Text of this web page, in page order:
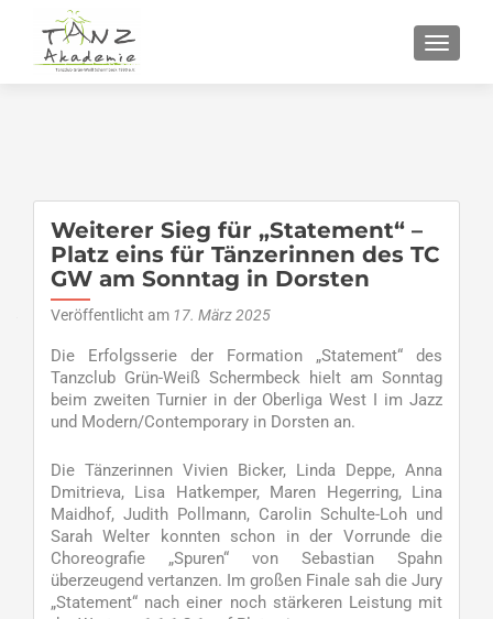
Weiterer Sieg für „Statement“ –
Platz eins für Tänzerinnen des TC
GW am Sonntag in Dorsten
Veröffentlicht am 17. März 2025
Die Erfolgsserie der Formation „Statement“ des
Tanzclub Grün-Weiß Schermbeck hielt am Sonntag
beim zweiten Turnier in der Oberliga West I im Jazz
und Modern/Contemporary in Dorsten an.
Die Tänzerinnen Vivien Bicker, Linda Deppe, Anna
Dmitrieva, Lisa Hatkemper, Maren Hegerring, Lina
Maidhof, Judith Pollmann, Carolin Schulte-Loh und
Sarah Welter konnten schon in der Vorrunde die
Choreografie „Spuren“ von Sebastian Spahn
überzeugend vertanzen. Im großen Finale sah die Jury
„Statement“ nach einer noch stärkeren Leistung mit